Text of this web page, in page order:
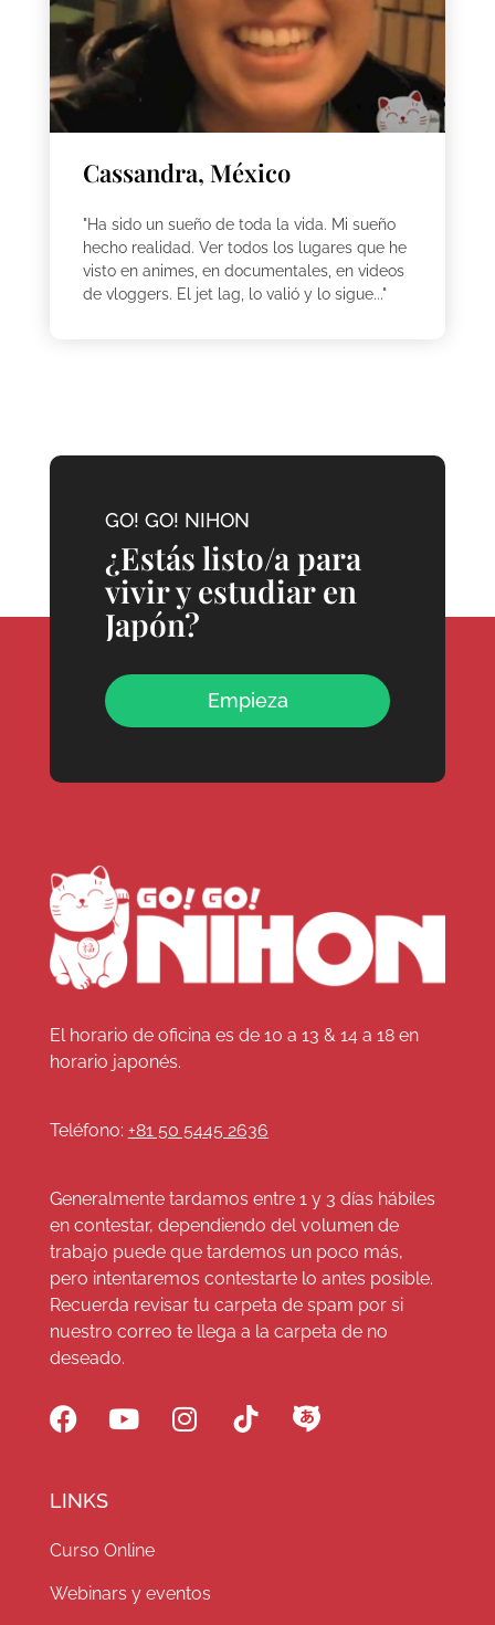
Cassandra, México
"Ha sido un sueño de toda la vida. Mi sueño
hecho realidad. Ver todos los lugares que he
visto en animes, en documentales, en videos
de vloggers. El jet lag, lo valió y lo sigue..."
GO! GO! NIHON
¿Estás listo/a para
vivir y estudiar en
Japón?
Empieza
El horario de oficina es de 10 a 13 & 14 a 18 en
horario japonés.
Teléfono: +81 50 5445 2636
Generalmente tardamos entre 1 y 3 días hábiles
en contestar, dependiendo del volumen de
trabajo puede que tardemos un poco más,
pero intentaremos contestarte lo antes posible.
Recuerda revisar tu carpeta de spam por si
nuestro correo te llega a la carpeta de no
deseado.
LINKS
Curso Online
Webinars y eventos